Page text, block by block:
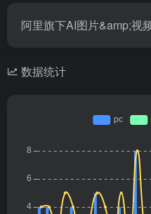
阿里旗下AI图片&amp;视
数据统计